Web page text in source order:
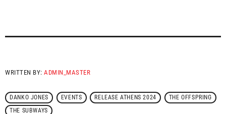
WRITTEN BY:ADMIN_MASTER
DANKO JONES EVENTS RELEASE ATHENS 2024
THE OFFSPRING
THE SUBWAYS